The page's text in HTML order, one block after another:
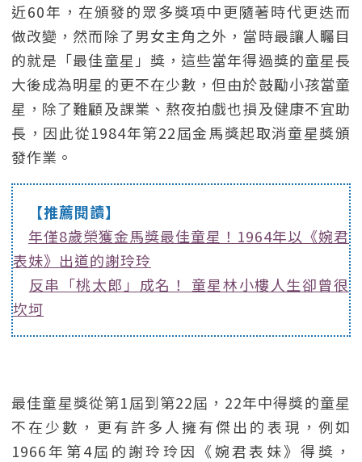
近60年，在頒發的眾多獎項中更隨著時代更迭而
做改變，然而除了男女主角之外，當時最讓人矚目
的就是「最佳童星」獎，這些當年得過獎的童星長
大後成為明星的更不在少數，但由於鼓勵小孩當童
星，除了難顧及課業、熬夜拍戲也損及健康不宜助
長，因此從1984年第22屆金馬獎起取消童星獎頒
發作業。
【推薦閱讀】
年僅8歲榮獲金馬獎最佳童星！1964年以《婉君
表妹》出道的謝玲玲
反串「桃太郎」成名！ 童星林小樓人生卻曾很
坎坷
最佳童星獎從第1屆到第22屆，22年中得獎的童星
不在少數，更有許多人擁有傑出的表現，例如
1966年第4屆的謝玲玲因《婉君表妹》得獎，